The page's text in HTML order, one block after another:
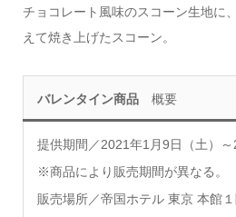
チョコレート風味のスコーン生地に
えて焼き上げたスコーン。
バレンタイン商品概要
提供期間／2021年1月9日（土）～
※商品により販売期間が異なる。
販売場所／帝国ホテル 東京 本館